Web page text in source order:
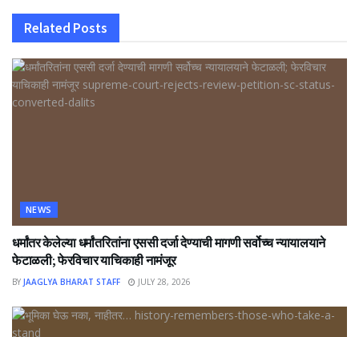
Related Posts
NEWS
धर्मांतर केलेल्या धर्मांतरितांना एससी दर्जा देण्याची मागणी सर्वोच्च न्यायालयाने
फेटाळली; फेरविचार याचिकाही नामंजूर
BY JAAGLYA BHARAT STAFF JULY 28, 2026